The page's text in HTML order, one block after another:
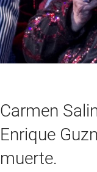
Carmen
Enrique
muerte.